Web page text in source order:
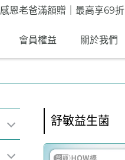
感恩老爸滿額贈｜最高享69折
會員權益 關於我們
舒敏益生菌